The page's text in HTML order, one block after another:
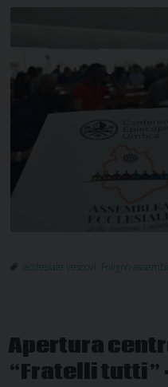
ecclesiale vescovi Foligno
Apertura
“Fratelli tutti”